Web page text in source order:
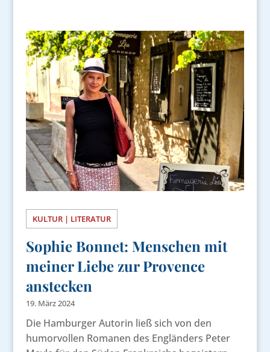
KULTUR | LITERATUR
Sophie Bonnet: Menschen mit
meiner Liebe zur Provence
anstecken
19. März 2024
Die Hamburger Autorin ließ sich von den
humorvollen Romanen des Engländers Peter